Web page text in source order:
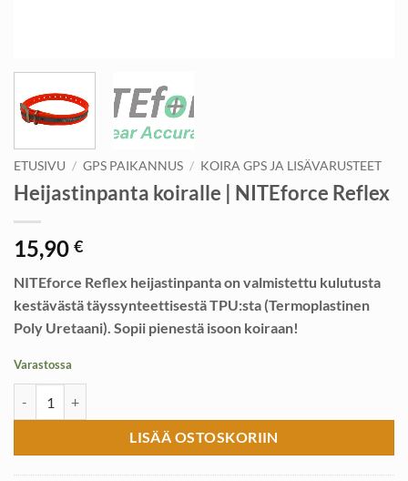
ETUSIVU / GPS PAIKANNUS / KOIRA GPS JA LISÄVARUSTEET
Heijastinpanta koiralle | NITEforce Reflex
15,90 €
NITEforce Reflex heijastinpanta on valmistettu kulutusta
kestävästä täyssynteettisestä TPU:sta (Termoplastinen
Poly Uretaani). Sopii pienestä isoon koiraan!
Varastossa
LISÄÄ OSTOSKORIIN